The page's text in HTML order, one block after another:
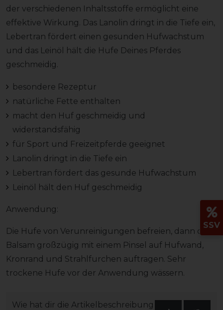
der verschiedenen Inhaltsstoffe ermöglicht eine
effektive Wirkung. Das Lanolin dringt in die Tiefe ein,
Lebertran fördert einen gesunden Hufwachstum
und das Leinöl hält die Hufe Deines Pferdes
geschmeidig.
besondere Rezeptur
natürliche Fette enthalten
macht den Huf geschmeidig und
widerstandsfähig
für Sport und Freizeitpferde geeignet
Lanolin dringt in die Tiefe ein
Lebertran fördert das gesunde Hufwachstum
Leinöl hält den Huf geschmeidig
Anwendung:
Die Hufe von Verunreinigungen befreien, dann den
Balsam großzügig mit einem Pinsel auf Hufwand,
Kronrand und Strahlfurchen auftragen. Sehr
trockene Hufe vor der Anwendung wässern.
Wie hat dir die Artikelbeschreibung
SSV